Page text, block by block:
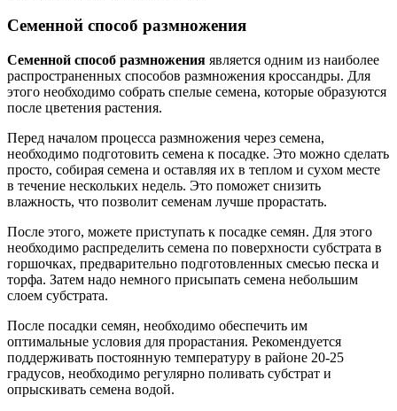
Семенной способ размножения
Семенной способ размножения является одним из наиболее
распространенных способов размножения кроссандры. Для
этого необходимо собрать спелые семена, которые образуются
после цветения растения.
Перед началом процесса размножения через семена,
необходимо подготовить семена к посадке. Это можно сделать
просто, собирая семена и оставляя их в теплом и сухом месте
в течение нескольких недель. Это поможет снизить
влажность, что позволит семенам лучше прорастать.
После этого, можете приступать к посадке семян. Для этого
необходимо распределить семена по поверхности субстрата в
горшочках, предварительно подготовленных смесью песка и
торфа. Затем надо немного присыпать семена небольшим
слоем субстрата.
После посадки семян, необходимо обеспечить им
оптимальные условия для прорастания. Рекомендуется
поддерживать постоянную температуру в районе 20-25
градусов, необходимо регулярно поливать субстрат и
опрыскивать семена водой.